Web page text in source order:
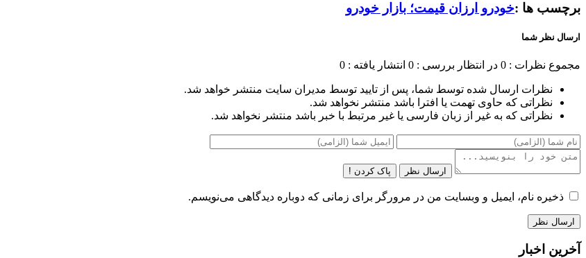
برچسب ها :خودرو ارزان قیمت؛ بازار خودرو
ارسال نظر شما
مجموع نظرات : 0 در انتظار بررسی : 0 انتشار یافته : 0
نظرات ارسال شده توسط شما، پس از تایید توسط مدیران سایت منتشر خواهد شد.
نظراتی که حاوی تهمت یا افترا باشد منتشر نخواهد شد.
نظراتی که به غیر از زبان فارسی یا غیر مرتبط با خبر باشد منتشر نخواهد شد.
ارسال نظر پاک کردن !
ذخیره نام، ایمیل و وبسایت من در مرورگر برای زمانی که دوباره دیدگاهی می‌نویسم.
آخرین اخبار